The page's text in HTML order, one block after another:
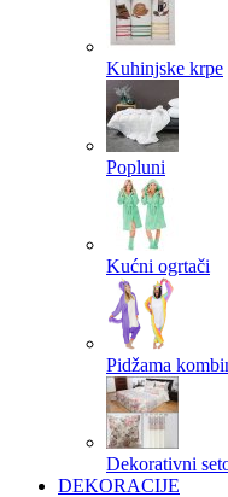
Kuhinjske krpe
Popluni
Kućni ogrtači
Pidžama
Dekorativni
DEKORACIJE